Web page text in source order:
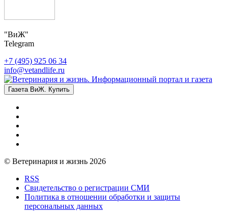
"ВиЖ"
Telegram
+7 (495) 925 06 34
info@vetandlife.ru
Газета ВиЖ. Купить
© Ветеринария и жизнь 2026
RSS
Свидетельство о регистрации СМИ
Политика в отношении обработки и защиты
персональных данных